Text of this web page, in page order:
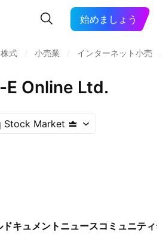
始めましょう
株式 小売業 インターネット小売
E Online Ltd.
Stock Market
ドキュメント ニュースコミュニティ